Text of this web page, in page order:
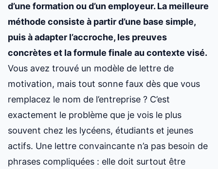
d’une formation ou d’un employeur. La meilleure
méthode consiste à partir d’une base simple,
puis à adapter l’accroche, les preuves
concrètes et la formule finale au contexte visé.
Vous avez trouvé un modèle de lettre de
motivation, mais tout sonne faux dès que vous
remplacez le nom de l’entreprise ? C’est
exactement le problème que je vois le plus
souvent chez les lycéens, étudiants et jeunes
actifs. Une lettre convaincante n’a pas besoin de
phrases compliquées : elle doit surtout être